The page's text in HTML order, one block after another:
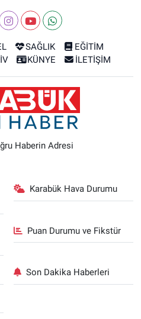
SAĞLIK
EĞİTİM
KÜNYE İLETİŞİM
Haberin Adresi
Karabük Hava Durumu
Puan Durumu ve Fikstür
Son Dakika Haberleri